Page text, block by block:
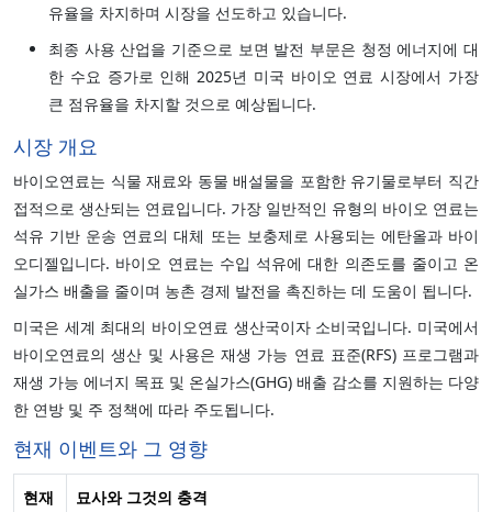
유율을 차지하며 시장을 선도하고 있습니다.
최종 사용 산업을 기준으로 보면 발전 부문은 청정 에너지에 대
한 수요 증가로 인해 2025년 미국 바이오 연료 시장에서 가장
큰 점유율을 차지할 것으로 예상됩니다.
시장 개요
바이오연료는 식물 재료와 동물 배설물을 포함한 유기물로부터 직간
접적으로 생산되는 연료입니다. 가장 일반적인 유형의 바이오 연료는
석유 기반 운송 연료의 대체 또는 보충제로 사용되는 에탄올과 바이
오디젤입니다. 바이오 연료는 수입 석유에 대한 의존도를 줄이고 온
실가스 배출을 줄이며 농촌 경제 발전을 촉진하는 데 도움이 됩니다.
미국은 세계 최대의 바이오연료 생산국이자 소비국입니다. 미국에서
바이오연료의 생산 및 사용은 재생 가능 연료 표준(RFS) 프로그램과
재생 가능 에너지 목표 및 온실가스(GHG) 배출 감소를 지원하는 다양
한 연방 및 주 정책에 따라 주도됩니다.
현재 이벤트와 그 영향
현재
묘사와 그것의 충격